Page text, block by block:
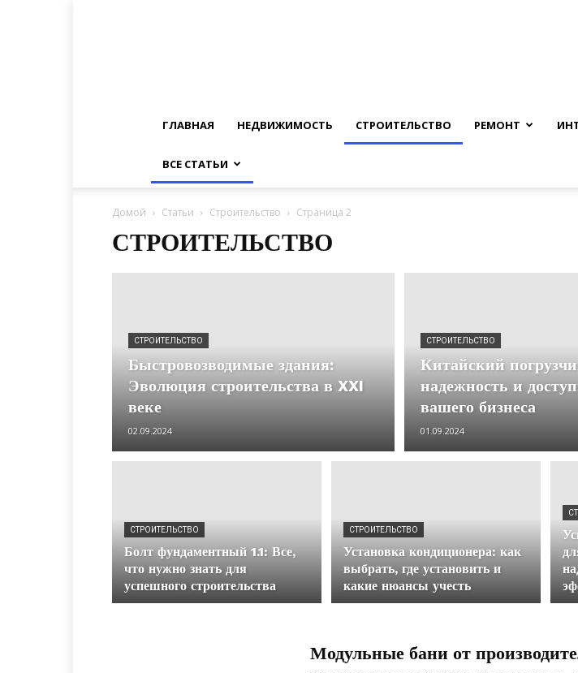
ГЛАВНАЯ НЕДВИЖИМОСТЬ СТРОИТЕЛЬСТВО РЕМОНТ
ВСЕ СТАТЬИ
Домой Статьи Строительство Страница 2
СТРОИТЕЛЬСТВО
СТРОИТЕЛЬСТВО
Быстровозводимые здания:
Эволюция строительства в XXI
веке
02.09.2024
СТРОИТЕЛЬСТВО
Китайский
надежность и
вашего бизнеса
01.09.2024
СТРОИТЕЛЬСТВО
Болт фундаментный 1.1: Все,
что нужно знать для
успешного строительства
СТРОИТЕЛЬСТВО
Установка кондиционера: как
выбрать, где установить и
какие нюансы учесть
Модульные бани от